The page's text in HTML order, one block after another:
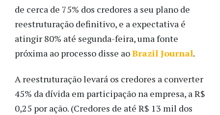
de cerca de 75% dos credores a seu plano de
reestruturação definitivo, e a expectativa é
atingir 80% até segunda-feira, uma fonte
próxima ao processo disse aoBrazil Journal.
A reestruturação levará os credores a converter
45% da dívida em participação na empresa, a R$
0,25 por ação. (Credores de até R$ 13 mil dos